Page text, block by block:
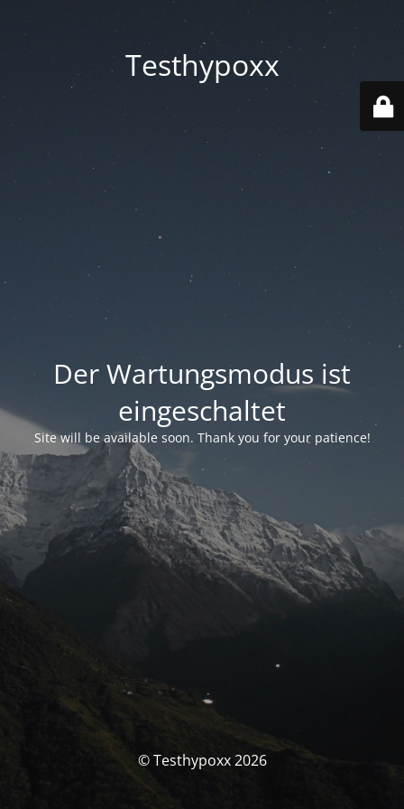
Testhypoxx
Der Wartungsmodus ist
eingeschaltet
Site will be available soon. Thank you for your patience!
© Testhypoxx 2026